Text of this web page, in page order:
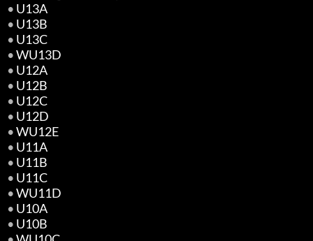
• U13A
• U13B
• U13C
•WU13D
• U12A
• U12B
• U12C
• U12D
•WU12E
• U11A
• U11B
• U11C
•WU11D
• U10A
• U10B